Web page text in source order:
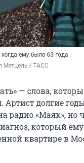
когда ему было 63 года
Метцель / ТАСС
— слова,
Артист долгие
радио «Маяк», но
который
квартире в